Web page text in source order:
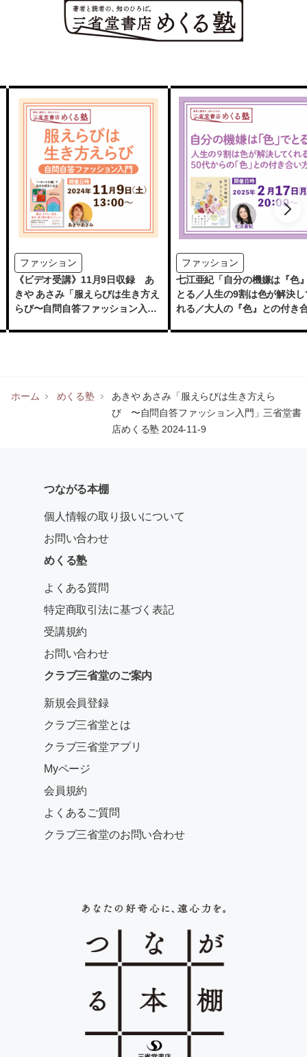
ファッション
《ビデオ受講》11月9日収録 あ
きや あさみ「服えらびは生き方え
らび〜自問自答ファッション入
ファッション
七江亜紀「自分の機嫌は『色
とる／人生の9割は色が解決し
れる／大人の『色』との付き
ホーム めくる塾
あきや あさみ「服えらびは生き方えら
び 〜自問自答ファッション入門」三省堂書
店めくる塾 2024-11-9
つながる本棚
個人情報の取り扱いについて
お問い合わせ
めくる塾
よくある質問
特定商取引法に基づく表記
受講規約
お問い合わせ
クラブ三省堂のご案内
新規会員登録
クラブ三省堂とは
クラブ三省堂アプリ
Myページ
会員規約
よくあるご質問
クラブ三省堂のお問い合わせ